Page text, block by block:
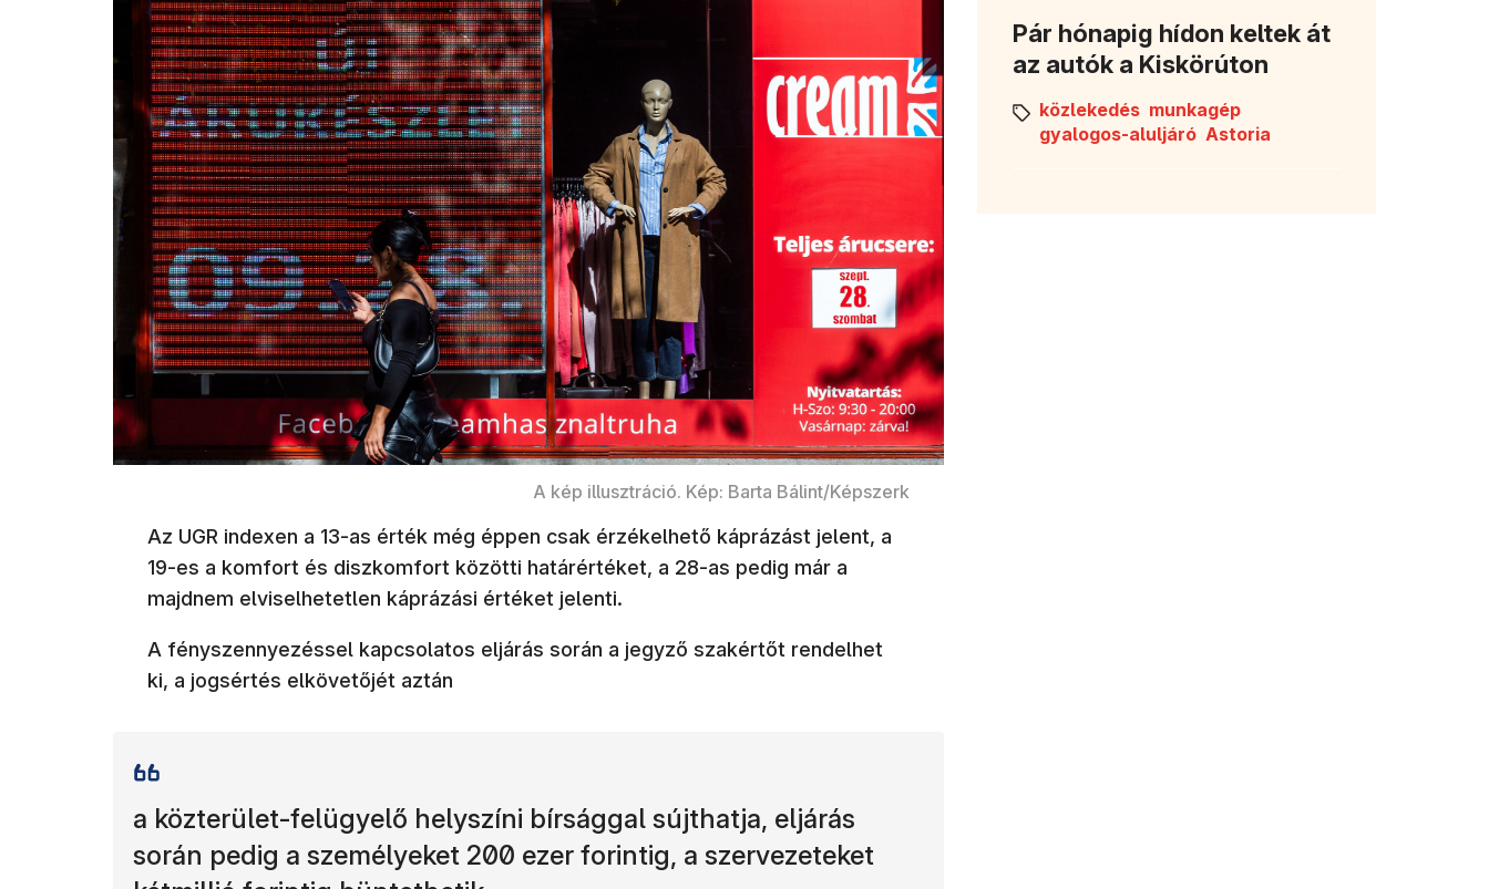
A kép illusztráció. Kép: Barta Bálint/Képszerk
Az UGR indexen a 13-as érték még éppen csak érzékelhető káprázást jelent, a
19-es a komfort és diszkomfort közötti határértéket, a 28-as pedig már a
majdnem elviselhetetlen káprázási értéket jelenti.
A fényszennyezéssel kapcsolatos eljárás során a jegyző szakértőt rendelhet
ki, a jogsértés elkövetőjét aztán
a közterület-felügyelő helyszíni bírsággal sújthatja, eljárás
során pedig a személyeket 200 ezer forintig, a szervezeteket
Pár hónapig hídon keltek át
az autók a Kiskörúton
közlekedés munkagép
gyalogos-aluljáró Astoria